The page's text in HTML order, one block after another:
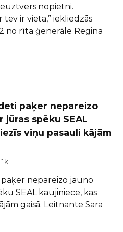
nopietni.
ir vieta,” iekliedzās
no rīta ģenerāle Regina
paķer nepareizo
spēku SEAL
viņu pasauli kājām
1k.
paķer nepareizo jauno
SEAL kaujiniece, kas
gaisā. Leitnante Sara